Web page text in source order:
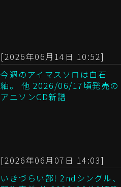
[2026年06月14日 10:52]
今週のアイマスソロは白石
紬。 他 2026/06/17頃発売の
アニソンCD新譜
[2026年06月07日 14:03]
いきづらい部! 2ndシングル、